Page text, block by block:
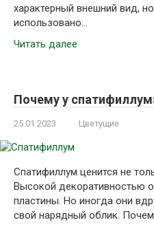
характерный внешний вид,
использовано…
Читать далее
Почему у
25.01.2023 Цветущие
Спатифиллум ценится не
Высокой декоративностью
пластины. Но иногда они
свой нарядный облик.